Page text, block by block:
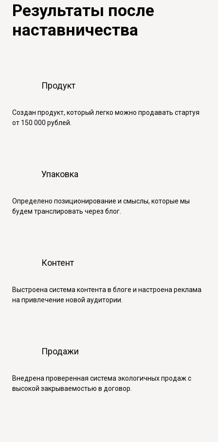
Результаты после
наставничества
Продукт
Создан продукт, который легко можно продавать стартуя
от 150 000 рублей.
Упаковка
Определено позиционирование и смыслы, которые мы
будем транслировать через блог.
Контент
Выстроена система контента в блоге и настроена реклама
на привлечение новой аудитории.
Продажи
Внедрена проверенная система экологичных продаж с
высокой закрываемостью в договор.